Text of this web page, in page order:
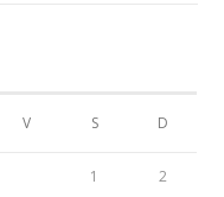
V S D
1 2